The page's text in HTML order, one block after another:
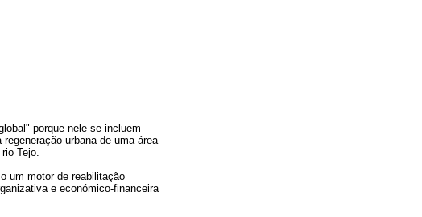
porque nele se incluem
urbana de uma área
Tejo.
um motor de reabilitação
e económico-financeira